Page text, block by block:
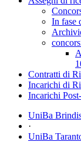
In fase
Contratti di
Incarichi di
Incarichi
UniBa
·
UniBa